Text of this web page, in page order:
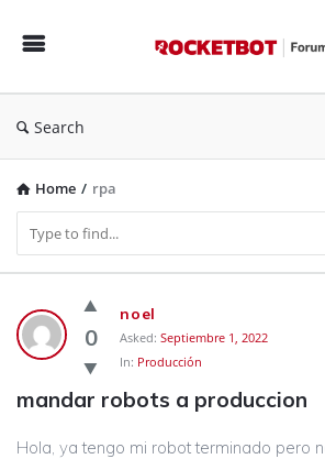
Forum
Search
Home / rpa
Rocketbot
Forum
Latest
Questions
0
noel
Asked: Septiembre 1, 2022
In: Producción
mandar robots a produccion
Hola, ya tengo mi robot terminado pero